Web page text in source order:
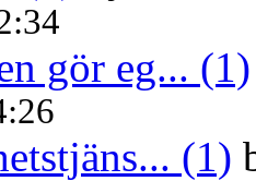
gör eg... (1)
(1)